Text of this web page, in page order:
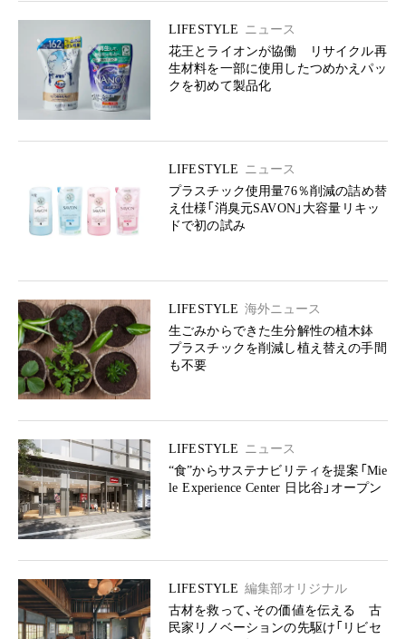
LIFESTYLE ニュース
花王とライオンが協働 リサイクル再
生材料を一部に使用したつめかえパッ
クを初めて製品化
LIFESTYLE ニュース
プラスチック使用量76％削減の詰め替
え仕様「消臭元SAVON」大容量リキッ
ドで初の試み
LIFESTYLE 海外ニュース
生ごみからできた生分解性の植木鉢
プラスチックを削減し植え替えの手間
も不要
LIFESTYLE ニュース
“食”からサステナビリティを提案「Mie
le Experience Center 日比谷」オープン
LIFESTYLE 編集部オリジナル
古材を救って、その価値を伝える 古
民家リノベーションの先駆け「リビセ